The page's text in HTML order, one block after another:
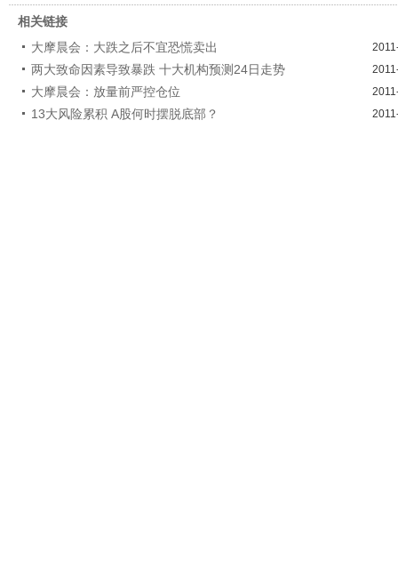
相关链接
大摩晨会：大跌之后不宜恐慌卖出
两大致命因素导致暴跌 十大机构预测24日走势
大摩晨会：放量前严控仓位
13大风险累积 A股何时摆脱底部？